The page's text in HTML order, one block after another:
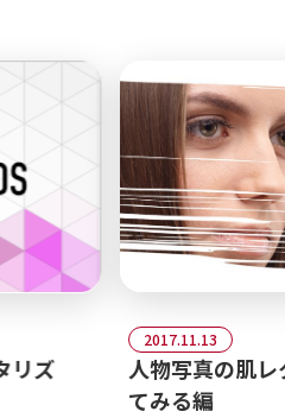
ズ
2017.11.13
人物写真の肌レ
てみる編